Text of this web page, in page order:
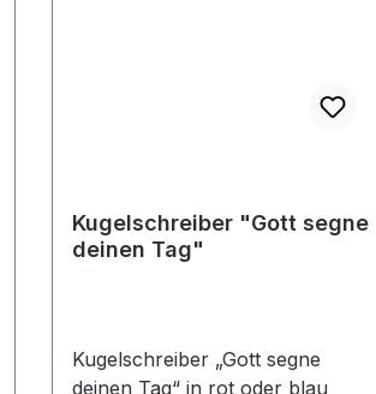
Kugelschreiber "Gott segne
deinen Tag"
Kugelschreiber „Gott segne
deinen Tag“ in rot oder blau